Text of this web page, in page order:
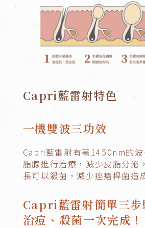
Capri藍雷射特色
一機雙波三功效
Capri藍雷射有著1450nm的
脂腺進行治療，減少皮脂分泌
長可以殺菌，減少痤瘡桿菌造
Capri藍雷射簡單三步
治痘、殺菌一次完成！